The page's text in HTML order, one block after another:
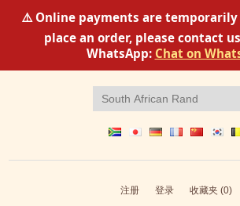
⚠️ Online payments are temporarily
place an order, please contact
WhatsApp: Chat on
注册 登录 收藏夹 (0)